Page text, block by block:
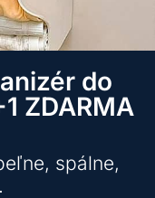
do
ZDARMA
spálne,